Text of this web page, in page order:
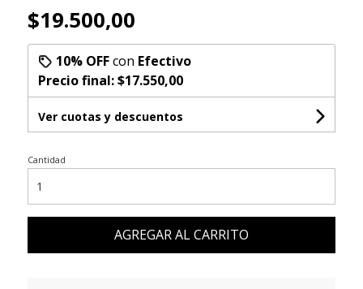
$19.500,00
10% OFFcon Efectivo
Precio final:$17.550,00
Ver cuotas y descuentos
Cantidad
AGREGAR AL CARRITO